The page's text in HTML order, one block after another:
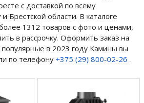
с доставкой по всему
Брестской области. В каталоге
1312 товаров с фото и ценами,
в рассрочку. Оформить заказ на
в 2023 году Камины вы
по телефону +375 (29) 800-02-26 .